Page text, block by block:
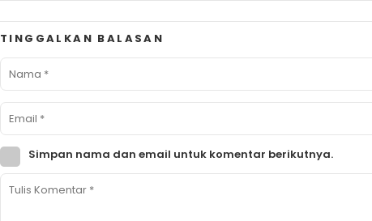
TINGGALKAN BALASAN
Simpan nama dan email untuk komentar berikutnya.